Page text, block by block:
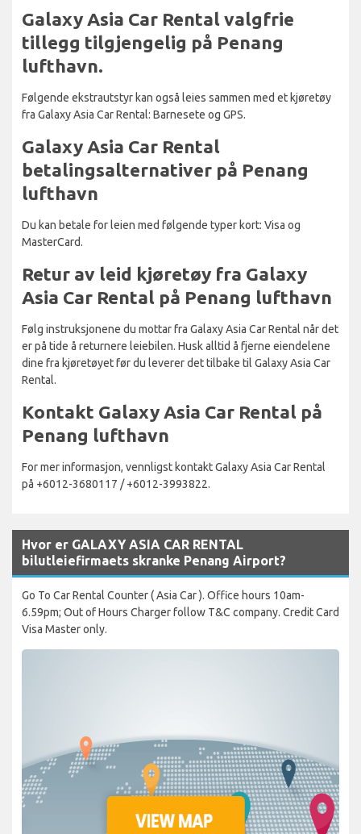
Galaxy Asia Car Rental valgfrie
tillegg tilgjengelig på Penang
lufthavn.
Følgende ekstrautstyr kan også leies sammen med et kjøretøy
fra Galaxy Asia Car Rental: Barnesete og GPS.
Galaxy Asia Car Rental
betalingsalternativer på Penang
lufthavn
Du kan betale for leien med følgende typer kort: Visa og
MasterCard.
Retur av leid kjøretøy fra Galaxy
Asia Car Rental på Penang lufthavn
Følg instruksjonene du mottar fra Galaxy Asia Car Rental når det
er på tide å returnere leiebilen. Husk alltid å fjerne eiendelene
dine fra kjøretøyet før du leverer det tilbake til Galaxy Asia Car
Rental.
Kontakt Galaxy Asia Car Rental på
Penang lufthavn
For mer informasjon, vennligst kontakt Galaxy Asia Car Rental
på +6012-3680117 / +6012-3993822.
Hvor er GALAXY ASIA CAR RENTAL
bilutleiefirmaets skranke Penang Airport?
Go To Car Rental Counter ( Asia Car ). Office hours 10am-
6.59pm; Out of Hours Charger follow T&C company. Credit Card
Visa Master only.